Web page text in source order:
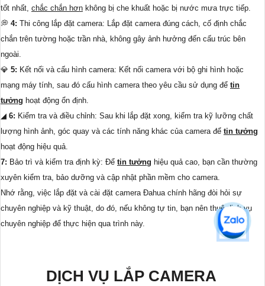
tốt nhất, chắc chắn hơn không bị che khuất hoặc bị nước mưa trực tiếp.
💭 4: Thi công lắp đặt camera: Lắp đặt camera đúng cách, cố định chắc
chắn trên tường hoặc trần nhà, không gây ảnh hưởng đến cấu trúc bên
ngoài.
💎 5: Kết nối và cấu hình camera: Kết nối camera với bộ ghi hình hoặc
mạng máy tính, sau đó cấu hình camera theo yêu cầu sử dụng để tin
tưởng hoạt động ổn định.
◢ 6: Kiểm tra và điều chỉnh: Sau khi lắp đặt xong, kiểm tra kỹ lưỡng chất
lượng hình ảnh, góc quay và các tính năng khác của camera để tin tưởng
hoạt động hiệu quả.
7: Bảo trì và kiểm tra định kỳ: Để tin tưởng hiệu quả cao, bạn cần thường
xuyên kiểm tra, bảo dưỡng và cập nhật phần mềm cho camera.
Nhớ rằng, việc lắp đặt và cài đặt camera Đahua chính hãng đòi hỏi sự
chuyên nghiệp và kỹ thuật, do đó, nếu không tự tin, bạn nên thuê dịch vụ
chuyên nghiệp để thực hiện qua trình này.
DỊCH VỤ LẮP CAMERA